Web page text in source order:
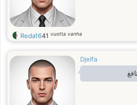
Reda1641 vuotta vanha
Djelfa